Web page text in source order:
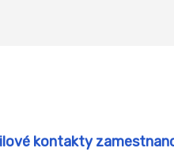
kontakty